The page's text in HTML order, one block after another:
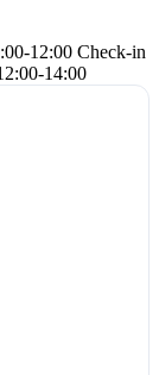
12:00 Check-in
14:00